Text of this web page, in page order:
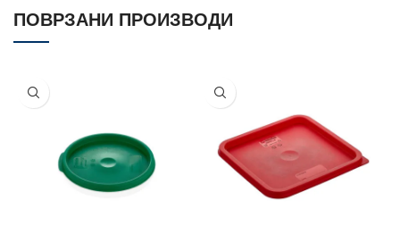
ПОВРЗАНИ ПРОИЗВОДИ